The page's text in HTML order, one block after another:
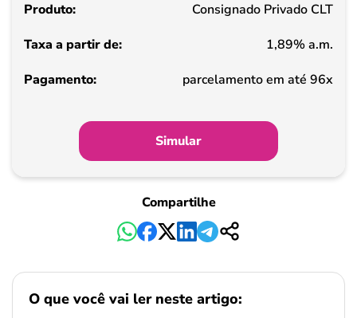
de
Pagamento
Consignado Privado CLT
1,89% a.m.
parcelamento em até 96x
Simular
Compartilhe
O que você vai ler neste artigo: